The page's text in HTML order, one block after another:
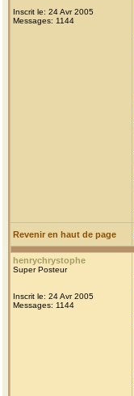
Inscrit le: 24 Avr 2005
Messages: 1144
Revenir en haut de page
henrychrystophe
Super Posteur
Inscrit le: 24 Avr 2005
Messages: 1144